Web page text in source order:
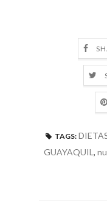
TAGS:
GUAYAQUIL ,